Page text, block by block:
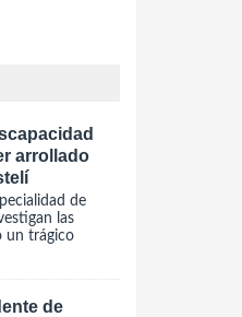
arrollado
de
las
un trágico
de